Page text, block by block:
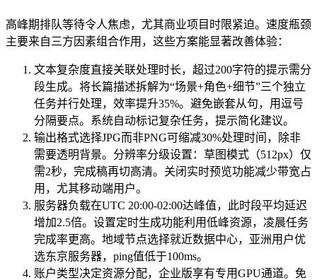
高峰期排队等待令人焦虑，尤其商业项目时限紧迫。速度瓶颈
主要来自三方因素组合作用，这些方案能显著改善体验：
文本复杂度直接关联处理时长，超过200字符的提示需分
段生成。将长篇描述拆解为“场景+角色+细节”三个独立
任务并行处理，效率提升35%。避免嵌套从句，用逗号
分隔要点。系统自动标记复杂任务，提示简化建议。
输出格式选择JPG而非PNG可缩减30%处理时间，除非
需要透明背景。分辨率分级设置：草图模式（512px）仅
需2秒，完成稿再切高清。关闭实时预览功能减少带宽占
用，尤其移动端用户。
服务器负载在UTC 20:00-02:00达峰值，此时段平均延迟
增加2.5倍。设置定时生成功能利用低峰资源，凌晨任务
完成率更高。地域节点选择就近数据中心，亚洲用户优
选东京服务器，ping值低于100ms。
账户类型决定资源分配，企业版享有专用GPU通道。免